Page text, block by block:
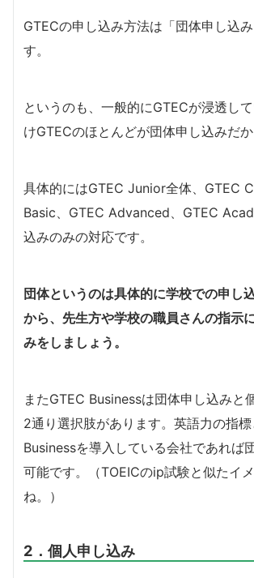
GTECの申し込み方法は「団体申し込
す。
というのも、一般的にGTECが浸透し
けGTECのほとんどが団体申し込みだか
具体的にはGTEC Junior全体、GTEC
Basic、GTEC Advanced、GTEC
込みのみの対応です。
団体というのは具体的に学校での申し
から、先生方や学校の職員さんの指示
みをしましょう。
またGTEC Businessは団体申し込みと
2通り選択肢があります。英語力の指
Businessを導入している会社であれば
可能です。（TOEICのip試験と似たイ
ね。）
2．個人申し込み